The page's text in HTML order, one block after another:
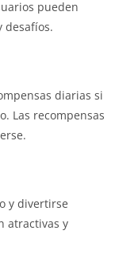
pueden
desafíos.
diarias si
Las recompensas
y divertirse
atractivas y